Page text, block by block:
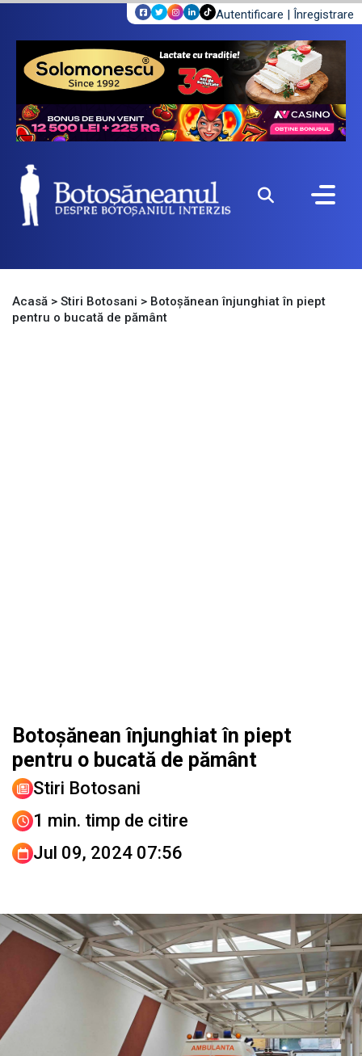
Autentificare | Înregistrare
Acasă > Stiri Botosani > Botoșănean înjunghiat în piept
pentru o bucată de pământ
Botoșănean înjunghiat în piept
pentru o bucată de pământ
Stiri Botosani
1 min. timp de citire
Jul 09, 2024 07:56